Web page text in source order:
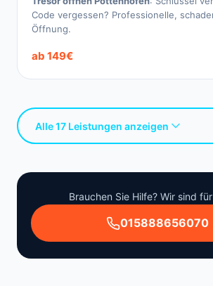
Code vergessen? Professionelle,
Öffnung.
ab 149€
Alle 17 Leistungen anzeigen
Brauchen Sie Hilfe? Wir sind
015888656070